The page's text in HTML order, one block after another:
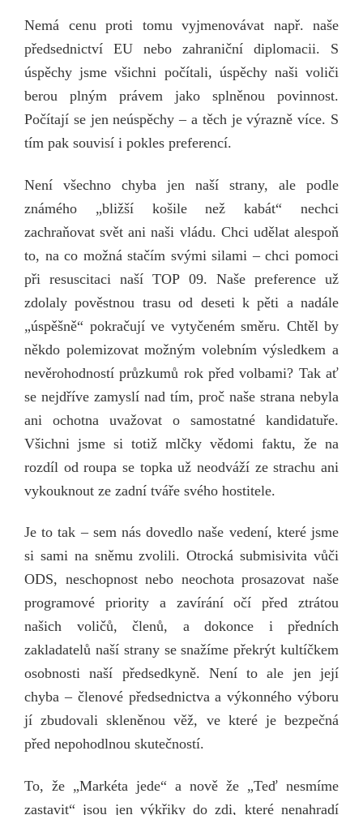
Nemá cenu proti tomu vyjmenovávat např. naše
předsednictví EU nebo zahraniční diplomacii. S
úspěchy jsme všichni počítali, úspěchy naši voliči
berou plným právem jako splněnou povinnost.
Počítají se jen neúspěchy – a těch je výrazně více. S
tím pak souvisí i pokles preferencí.
Není všechno chyba jen naší strany, ale podle
známého „bližší košile než kabát“ nechci
zachraňovat svět ani naši vládu. Chci udělat alespoň
to, na co možná stačím svými silami – chci pomoci
při resuscitaci naší TOP 09. Naše preference už
zdolaly pověstnou trasu od deseti k pěti a nadále
„úspěšně“ pokračují ve vytyčeném směru. Chtěl by
někdo polemizovat možným volebním výsledkem a
nevěrohodností průzkumů rok před volbami? Tak ať
se nejdříve zamyslí nad tím, proč naše strana nebyla
ani ochotna uvažovat o samostatné kandidatuře.
Všichni jsme si totiž mlčky vědomi faktu, že na
rozdíl od roupa se topka už neodváží ze strachu ani
vykouknout ze zadní tváře svého hostitele.
Je to tak – sem nás dovedlo naše vedení, které jsme
si sami na sněmu zvolili. Otrocká submisivita vůči
ODS, neschopnost nebo neochota prosazovat naše
programové priority a zavírání očí před ztrátou
našich voličů, členů, a dokonce i předních
zakladatelů naší strany se snažíme překrýt kultíčkem
osobnosti naší předsedkyně. Není to ale jen její
chyba – členové předsednictva a výkonného výboru
jí zbudovali skleněnou věž, ve které je bezpečná
před nepohodlnou skutečností.
To, že „Markéta jede“ a nově že „Teď nesmíme
zastavit“ jsou jen výkřiky do zdi, které nenahradí